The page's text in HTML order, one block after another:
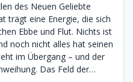
des Neuen Geliebte
trägt eine Energie, die sich
Ebbe und Flut. Nichts ist
noch nicht alles hat seinen
im Übergang – und der
Das Feld der…